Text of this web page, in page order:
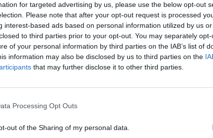
for targeted advertising by us, please use the below opt-out
Please note that after your opt-out request is processed
interest-based ads based on personal information utilized by us
to third parties prior to your opt-out. You may separately
of your personal information by third parties on the IAB’s list of
information may also be disclosed by us to third parties on the
that may further disclose it to other third parties.
Processing Opt Outs
out of the Sharing of my personal data.
ho amb diferents suports (mans, dutxa, joguet sexual...), en
creat durant l’excitació. L’orgasme és la fase de màxim plaer que
poden facilitar l’orgasme. El clítoris és especialment sensible als